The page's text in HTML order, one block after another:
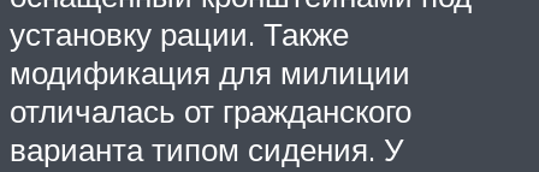
установку рации. Также
модификация для милиции
отличалась от гражданского
варианта типом сидения. У